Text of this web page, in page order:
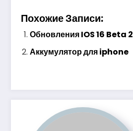
Похожие Записи:
Обновления IOS 16 Beta 2
Аккумулятор для iphone